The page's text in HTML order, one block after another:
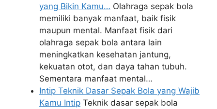
yang Bikin Kamu… Olahraga sepak bola
memiliki banyak manfaat, baik fisik
maupun mental. Manfaat fisik dari
olahraga sepak bola antara lain
meningkatkan kesehatan jantung,
kekuatan otot, dan daya tahan tubuh.
Sementara manfaat mental…
Intip Teknik Dasar Sepak Bola yang Wajib
Kamu Intip Teknik dasar sepak bola